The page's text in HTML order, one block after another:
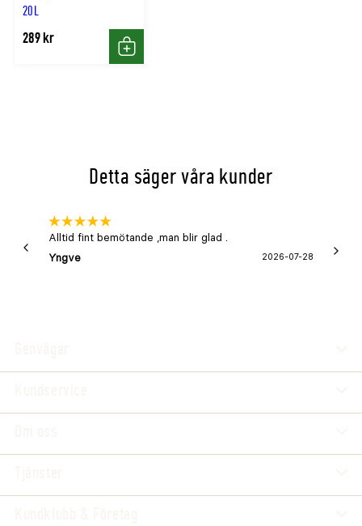
20L
289 kr
Köp
Detta säger våra kunder
Alltid fint bemötande ,man blir glad .
Yngve
2026-07-28